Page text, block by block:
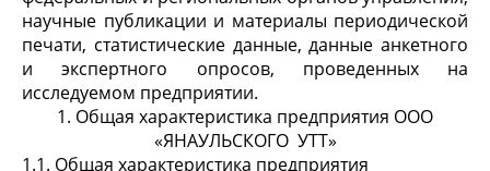
научные публикации и материалы периодической
печати, статистические данные, данные анкетного
и экспертного опросов, проведенных на
исследуемом предприятии.
1. Общая характеристика предприятия ООО
«ЯНАУЛЬСКОГО УТТ»
1.1. Общая характеристика предприятия